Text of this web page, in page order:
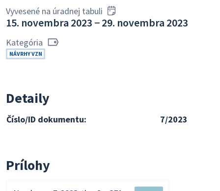
Vyvesené na úradnej tabuli
15. novembra 2023 − 29. novembra 2023
Kategória
NÁVRHY VZN
Detaily
Číslo/ID dokumentu: 7/2023
Prílohy